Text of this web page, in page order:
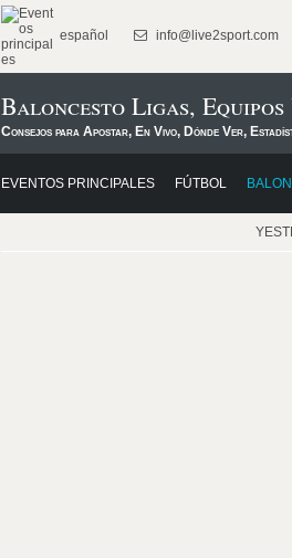
español info@live2sport.com
Baloncesto Ligas,
Consejos para Apostar, En Vivo, Dónde Ver,
EVENTOS PRINCIPALES FÚTBOL